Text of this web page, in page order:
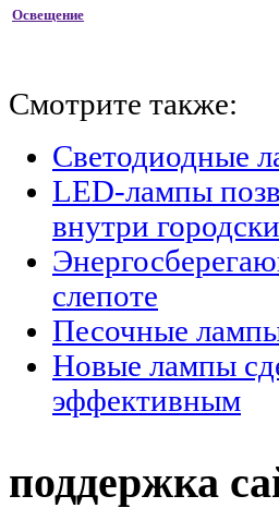
Освещение
Смотрите также:
Светодиодные
LED-лампы
внутри
слепоте
Песочные
Новые лампы
эффективным
поддержка